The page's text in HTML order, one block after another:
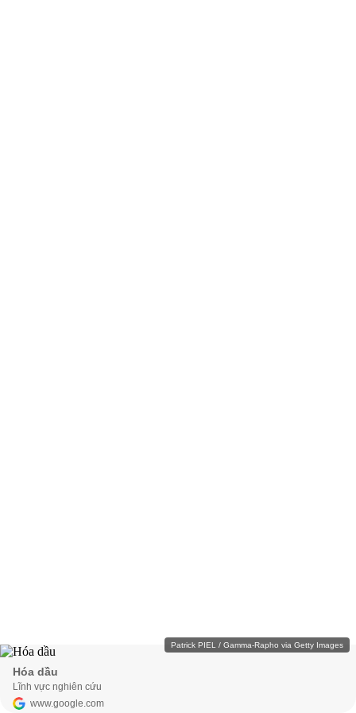
Patrick PIEL / Gamma-Rapho via Getty Images
Hóa dầu
Lĩnh vực nghiên cứu
www.google.com